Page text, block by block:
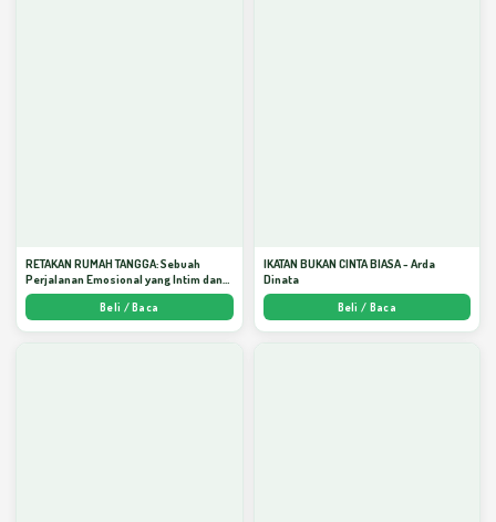
RETAKAN RUMAH TANGGA: Sebuah
Perjalanan Emosional yang Intim dan
Mendalam - Arda Dinata
Beli / Baca
IKATAN BUKAN CINTA BIASA - Arda
Dinata
Beli / Baca